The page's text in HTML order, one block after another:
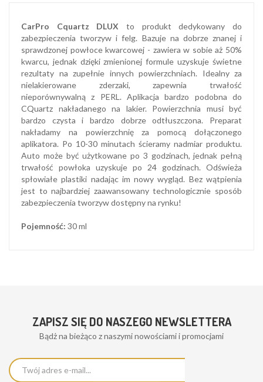
CarPro Cquartz DLUX to produkt dedykowany do
zabezpieczenia tworzyw i felg. Bazuje na dobrze znanej i
sprawdzonej powłoce kwarcowej - zawiera w sobie aż 50%
kwarcu, jednak dzięki zmienionej formule uzyskuje świetne
rezultaty na zupełnie innych powierzchniach. Idealny za
nielakierowane zderzaki, zapewnia trwałość
nieporównywalną z PERL. Aplikacja bardzo podobna do
CQuartz nakładanego na lakier. Powierzchnia musi być
bardzo czysta i bardzo dobrze odtłuszczona. Preparat
nakładamy na powierzchnię za pomocą dołączonego
aplikatora. Po 10-30 minutach ścieramy nadmiar produktu.
Auto może być użytkowane po 3 godzinach, jednak pełną
trwałość powłoka uzyskuje po 24 godzinach. Odświeża
spłowiałe plastiki nadając im nowy wygląd. Bez wątpienia
jest to najbardziej zaawansowany technologicznie sposób
zabezpieczenia tworzyw dostępny na rynku!
Pojemność: 30 ml
ZAPISZ SIĘ DO NASZEGO NEWSLETTERA
Bądż na bieżąco z naszymi nowościami i promocjami